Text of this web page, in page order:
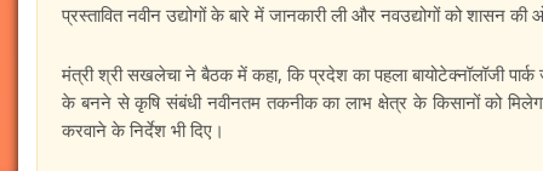
प्रस्तावित नवीन उद्योगों के बारे में जानकारी ली और नवउद्योगों को शासन
मंत्री श्री सखलेचा ने बैठक में कहा, कि प्रदेश का पहला बायोटेक्नॉलॉजी पार्क
के बनने से कृषि संबंधी नवीनतम तकनीक का लाभ क्षेत्र के किसानों को
करवाने के निर्देश भी दिए।